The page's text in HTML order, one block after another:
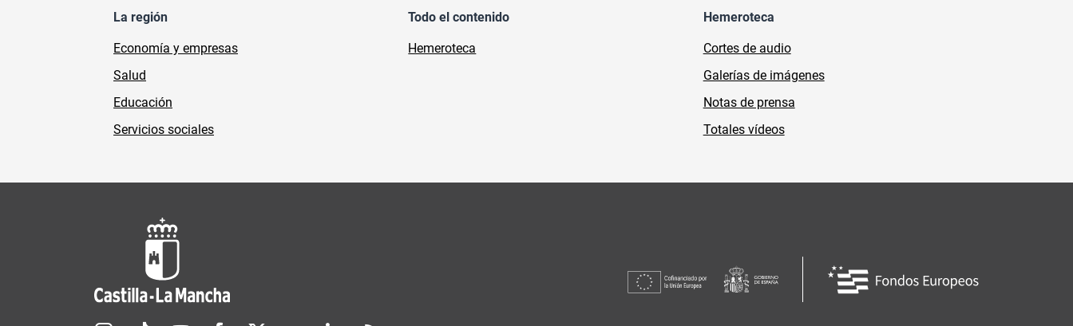
La región
Economía y empresas
Salud
Educación
Servicios sociales
Todo el contenido
Hemeroteca
Hemeroteca
Cortes de audio
Galerías de imágenes
Notas de prensa
Totales vídeos